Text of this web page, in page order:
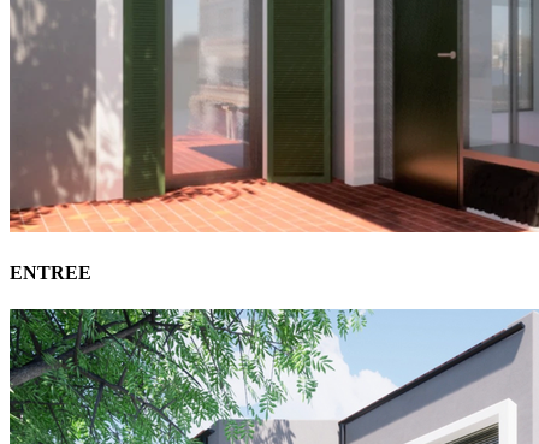
ENTREE